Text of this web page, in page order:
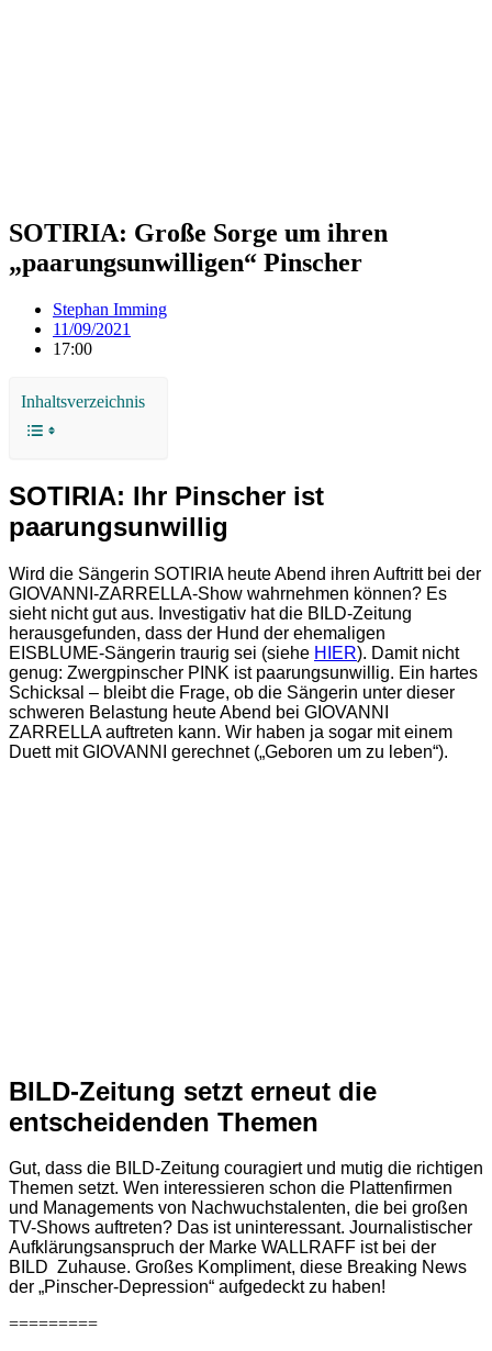
SOTIRIA: Große Sorge um ihren
„paarungsunwilligen“ Pinscher
Stephan Imming
11/09/2021
17:00
Inhaltsverzeichnis
SOTIRIA: Ihr Pinscher ist
paarungsunwillig
Wird die Sängerin SOTIRIA heute Abend ihren Auftritt bei der
GIOVANNI-ZARRELLA-Show wahrnehmen können? Es
sieht nicht gut aus. Investigativ hat die BILD-Zeitung
herausgefunden, dass der Hund der ehemaligen
EISBLUME-Sängerin traurig sei (siehe HIER). Damit nicht
genug: Zwergpinscher PINK ist paarungsunwillig. Ein hartes
Schicksal – bleibt die Frage, ob die Sängerin unter dieser
schweren Belastung heute Abend bei GIOVANNI
ZARRELLA auftreten kann. Wir haben ja sogar mit einem
Duett mit GIOVANNI gerechnet („Geboren um zu leben“).
BILD-Zeitung setzt erneut die
entscheidenden Themen
Gut, dass die BILD-Zeitung couragiert und mutig die richtigen
Themen setzt. Wen interessieren schon die Plattenfirmen
und Managements von Nachwuchstalenten, die bei großen
TV-Shows auftreten? Das ist uninteressant. Journalistischer
Aufklärungsanspruch der Marke WALLRAFF ist bei der
BILD Zuhause. Großes Kompliment, diese Breaking News
der „Pinscher-Depression“ aufgedeckt zu haben!
=========